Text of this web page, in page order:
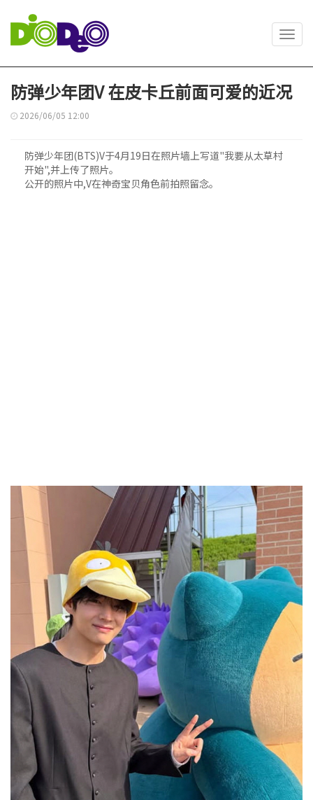
防弹少年团V 在皮卡丘前面可爱的近况
2026/06/05 12:00
防弹少年团(BTS)V于4月19日在照片墙上写道"我要从太草村
开始",并上传了照片。
公开的照片中,V在神奇宝贝角色前拍照留念。